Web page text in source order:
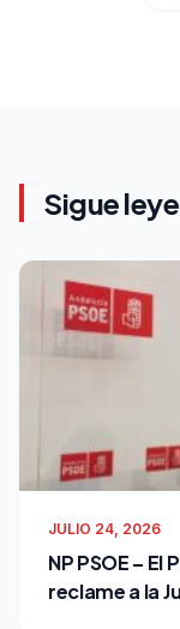
Sigue
JULIO 24, 2026
NP PSOE – El
reclame a la